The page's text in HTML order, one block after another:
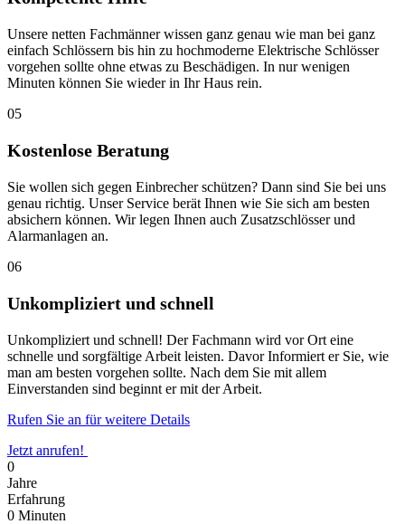
Unsere netten Fachmänner wissen ganz genau wie man bei ganz
einfach Schlössern bis hin zu hochmoderne Elektrische Schlösser
vorgehen sollte ohne etwas zu Beschädigen. In nur wenigen
Minuten können Sie wieder in Ihr Haus rein.
05
Kostenlose Beratung
Sie wollen sich gegen Einbrecher schützen? Dann sind Sie bei uns
genau richtig. Unser Service berät Ihnen wie Sie sich am besten
absichern können. Wir legen Ihnen auch Zusatzschlösser und
Alarmanlagen an.
06
Unkompliziert und schnell
Unkompliziert und schnell! Der Fachmann wird vor Ort eine
schnelle und sorgfältige Arbeit leisten. Davor Informiert er Sie, wie
man am besten vorgehen sollte. Nach dem Sie mit allem
Einverstanden sind beginnt er mit der Arbeit.
Rufen Sie an für weitere Details
Jetzt anrufen!
0
Jahre
Erfahrung
0 Minuten